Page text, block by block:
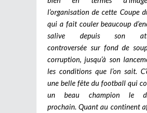
l’organisation de cette Coupe
qui a fait couler beaucoup
salive depuis son
controversée sur fond de
corruption, jusqu’à son
les conditions que l’on sait.
une belle fête du football qui
un beau champion le
prochain. Quant au continent